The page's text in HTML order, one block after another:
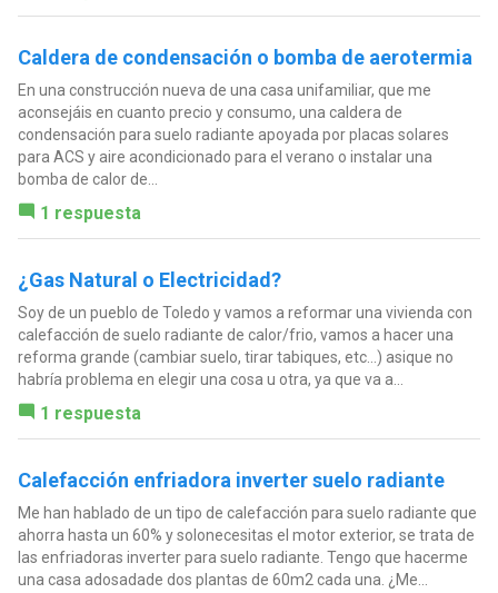
Caldera de condensación o bomba de aerotermia
En una construcción nueva de una casa unifamiliar, que me
aconsejáis en cuanto precio y consumo, una caldera de
condensación para suelo radiante apoyada por placas solares
para ACS y aire acondicionado para el verano o instalar una
bomba de calor de...
1 respuesta
¿Gas Natural o Electricidad?
Soy de un pueblo de Toledo y vamos a reformar una vivienda con
calefacción de suelo radiante de calor/frio, vamos a hacer una
reforma grande (cambiar suelo, tirar tabiques, etc...) asique no
habría problema en elegir una cosa u otra, ya que va a...
1 respuesta
Calefacción enfriadora inverter suelo radiante
Me han hablado de un tipo de calefacción para suelo radiante que
ahorra hasta un 60% y solonecesitas el motor exterior, se trata de
las enfriadoras inverter para suelo radiante. Tengo que hacerme
una casa adosadade dos plantas de 60m2 cada una. ¿Me...